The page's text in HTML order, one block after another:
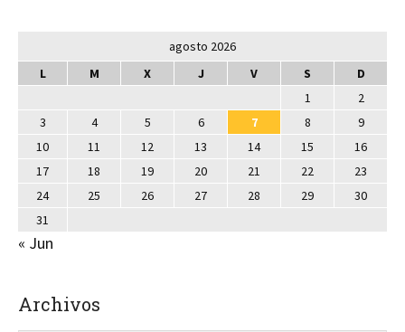
agosto 2026
L
M X J V S
D
1
2
3
4 5 6 7 8
9
10
11 12 13 14 15
16
17
18 19 20 21 22
23
24
25 26 27 28 29
30
31
« Jun
Archivos